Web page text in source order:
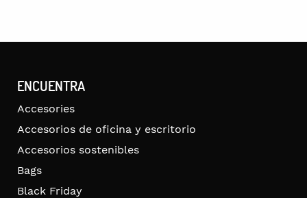
ENCUENTRA
Accesories
Accesorios de oficina y escritorio
Accesorios sostenibles
Bags
Black Friday